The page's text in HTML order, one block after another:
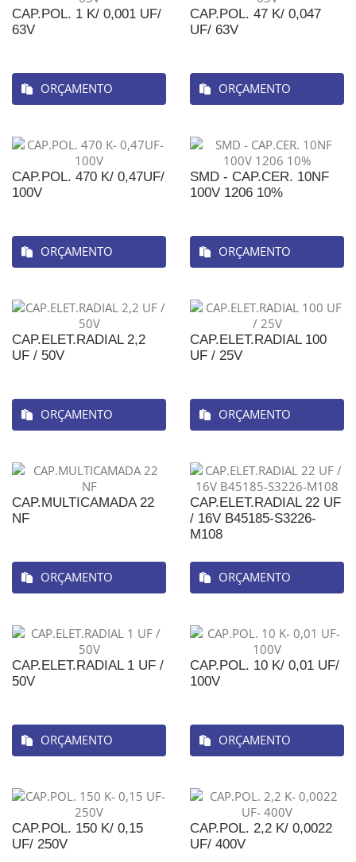
CAP.POL. 1 K/ 0,001 UF/
63V
ORÇAMENTO
CAP.POL. 47 K/ 0,047
UF/ 63V
ORÇAMENTO
CAP.POL. 470 K/ 0,47UF/
100V
ORÇAMENTO
SMD - CAP.CER. 10NF
100V 1206 10%
ORÇAMENTO
CAP.ELET.RADIAL 2,2
UF / 50V
ORÇAMENTO
CAP.ELET.RADIAL 100
UF / 25V
ORÇAMENTO
CAP.MULTICAMADA 22
NF
ORÇAMENTO
CAP.ELET.RADIAL 22 UF
/ 16V B45185-S3226-
M108
ORÇAMENTO
CAP.ELET.RADIAL 1 UF /
50V
ORÇAMENTO
CAP.POL. 10 K/ 0,01 UF/
100V
ORÇAMENTO
CAP.POL. 150 K/ 0,15
UF/ 250V
CAP.POL. 2,2 K/ 0,0022
UF/ 400V